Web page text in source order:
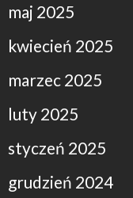
maj 2025
kwiecień 2025
marzec 2025
luty 2025
styczeń 2025
grudzień 2024